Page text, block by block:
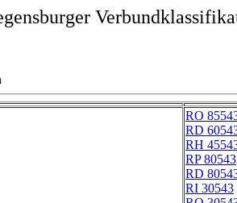
RO
RD
RH
RP 80543
RD
RI 30543